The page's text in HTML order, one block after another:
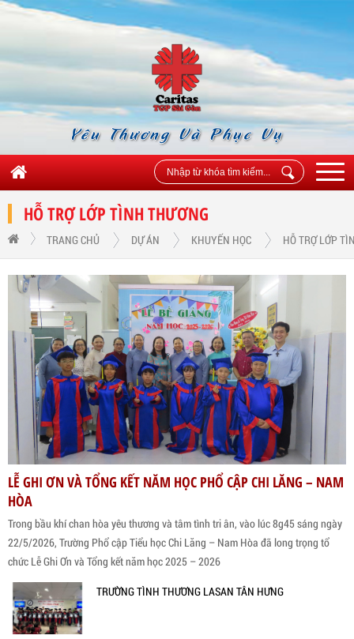
Yêu Thương Và Phục Vụ
HỖ TRỢ LỚP TÌNH THƯƠNG
TRANG CHỦ DỰ ÁN KHUYẾN HỌC HỖ TRỢ LỚP
LỄ GHI ƠN VÀ TỔNG KẾT NĂM HỌC PHỔ CẬP CHI LĂNG – NAM
HÒA
Trong bầu khí chan hòa yêu thương và tâm tình tri ân, vào lúc 8g45 sáng ngày
22/5/2026, Trường Phổ cập Tiểu học Chi Lăng – Nam Hòa đã long trọng tổ
chức Lễ Ghi Ơn và Tổng kết năm học 2025 – 2026
TRƯỜNG TÌNH THƯƠNG LASAN TÂN HƯNG